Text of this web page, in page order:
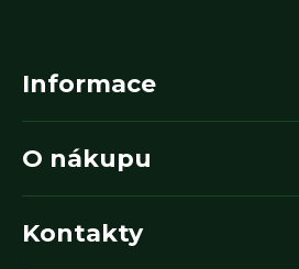
Informace
O nákupu
Kontakty